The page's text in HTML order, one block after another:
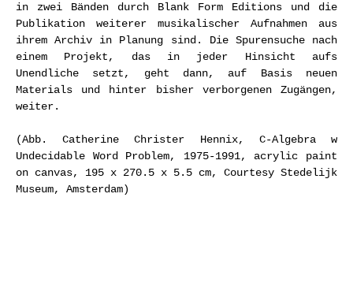
in zwei Bänden durch Blank Form Editions und die
Publikation weiterer musikalischer Aufnahmen aus
ihrem Archiv in Planung sind. Die Spurensuche nach
einem Projekt, das in jeder Hinsicht aufs
Unendliche setzt, geht dann, auf Basis neuen
Materials und hinter bisher verborgenen Zugängen,
weiter.
(Abb. Catherine Christer Hennix, C-Algebra w
Undecidable Word Problem, 1975-1991, acrylic paint
on canvas, 195 x 270.5 x 5.5 cm, Courtesy Stedelijk
Museum, Amsterdam)